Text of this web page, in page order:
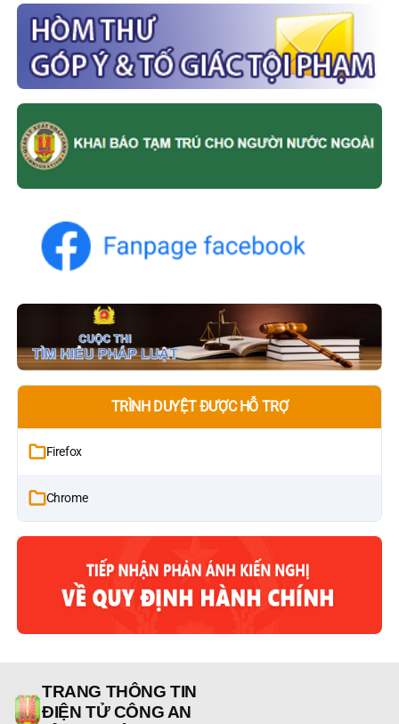
TRÌNH DUYỆT ĐƯỢC HỖ TRỢ
Firefox
Chrome
TRANG THÔNG TIN
ĐIỆN TỬ CÔNG AN